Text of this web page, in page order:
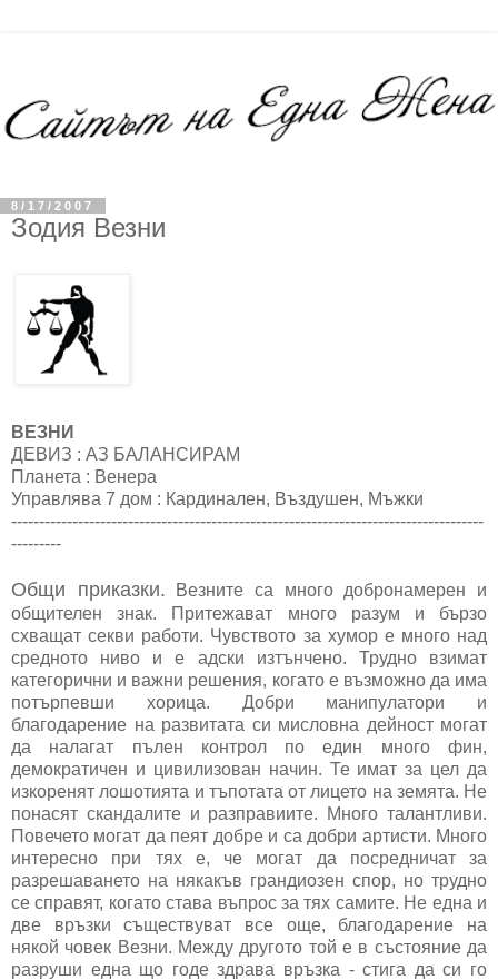
8/17/2007
Зодия Везни
ВЕЗНИ
ДЕВИЗ : АЗ БАЛАНСИРАМ
Планета : Венера
Управлява 7 дом : Кардинален, Въздушен, Мъжки
-------------------------------------------------------------------------------------
---------
Общи приказки. Везните са много добронамерен и
общителен знак. Притежават много разум и бързо
схващат секви работи. Чувството за хумор е много над
средното ниво и е адски изтънчено. Трудно взимат
категорични и важни решения, когато е възможно да има
потърпевши хорица. Добри манипулатори и
благодарение на развитата си мисловна дейност могат
да налагат пълен контрол по един много фин,
демократичен и цивилизован начин. Те имат за цел да
изкоренят лошотията и тъпотата от лицето на земята. Не
понасят скандалите и разправиите. Много талантливи.
Повечето могат да пеят добре и са добри артисти. Много
интересно при тях е, че могат да посредничат за
разрешаването на някакъв грандиозен спор, но трудно
се справят, когато става въпрос за тях самите. Не една и
две връзки съществуват все още, благодарение на
някой човек Везни. Между другото той е в състояние да
разруши една що годе здрава връзка - стига да си го